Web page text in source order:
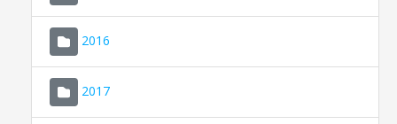
2016
2017